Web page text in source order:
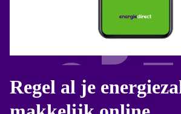
Regel al je